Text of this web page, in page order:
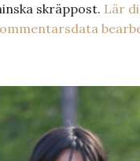
skräppost. Lär